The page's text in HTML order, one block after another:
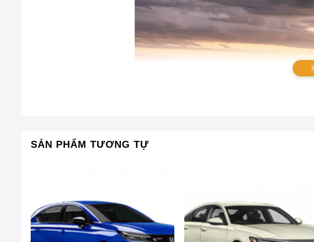
Khám phá top 10+
SẢN PHẨM TƯƠNG TỰ